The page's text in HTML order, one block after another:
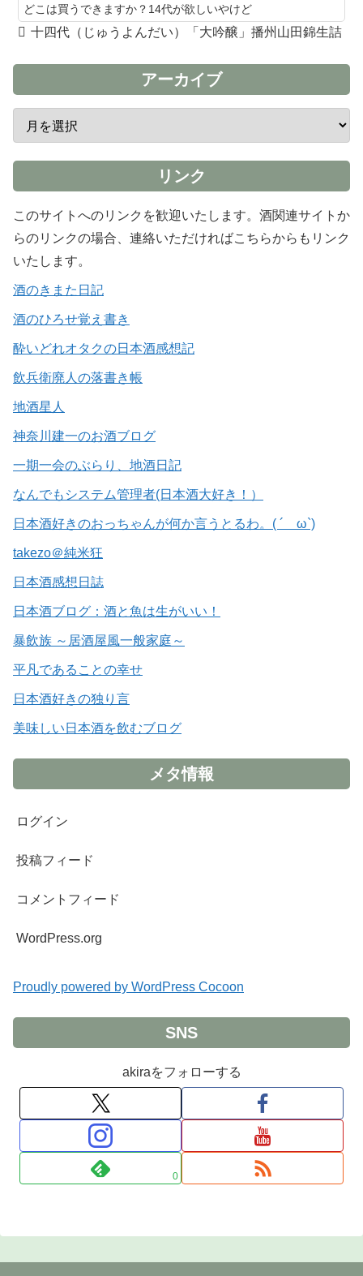
どこは買うできますか？14代が欲しいやけど
十四代（じゅうよんだい）「大吟醸」播州山田錦生詰
アーカイブ
リンク
このサイトへのリンクを歓迎いたします。酒関連サイトか
らのリンクの場合、連絡いただければこちらからもリンク
いたします。
酒のきまた日記
酒のひろせ覚え書き
酔いどれオタクの日本酒感想記
飲兵衛廃人の落書き帳
地酒星人
神奈川建一のお酒ブログ
一期一会のぶらり、地酒日記
なんでもシステム管理者(日本酒大好き！）
日本酒好きのおっちゃんが何か言うとるわ。( ´ ω`)
takezo＠純米狂
日本酒感想日誌
日本酒ブログ：酒と魚は生がいい！
暴飲族 ～居酒屋風一般家庭～
平凡であることの幸せ
日本酒好きの独り言
美味しい日本酒を飲むブログ
メタ情報
ログイン
投稿フィード
コメントフィード
WordPress.org
Proudly powered by WordPress Cocoon
SNS
akiraをフォローする
0